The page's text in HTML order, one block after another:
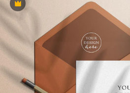
Premium